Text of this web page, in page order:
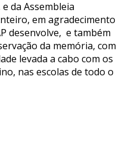
da Assembleia
em agradecimento
desenvolve, e também
da memória, com
levada a cabo com os
nas escolas de todo o